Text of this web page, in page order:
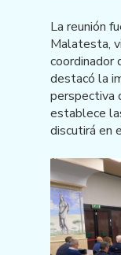
La reunión
Malatesta,
coordinador
destacó la
perspectiva
establece
discutirá en